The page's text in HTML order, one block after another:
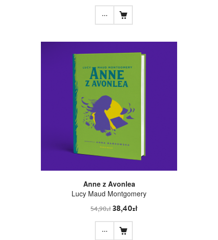
...
Anne z Avonlea
Lucy Maud Montgomery
54,90zł38,40zł
...